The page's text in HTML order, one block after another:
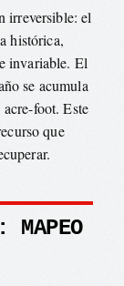
irreversible: el
histórica,
invariable. El
se acumula
foot. Este
que
MAPEO